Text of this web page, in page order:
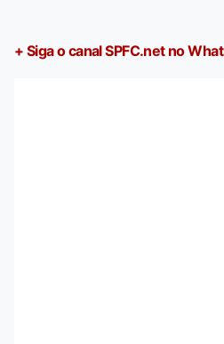
+ Siga o canal SPFC.net no